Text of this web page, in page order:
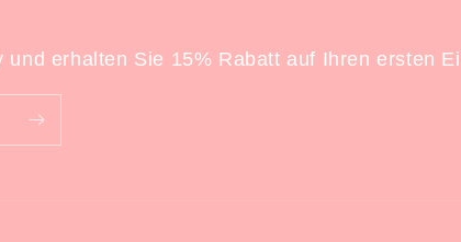
erhalten Sie 15% Rabatt auf Ihren ersten